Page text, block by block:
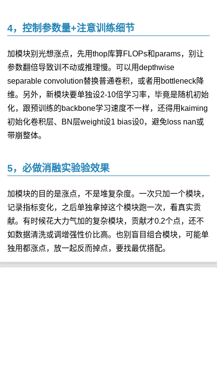
4，控制参数量+注意训练细节
加模块别光想涨点，先用thop库算FLOPs和params，别让
参数翻倍导致训不动或推理慢。可以用depthwise
separable convolution替换普通卷积，或者用bottleneck降
维。另外，新模块要单独设2-10倍学习率，毕竟是随机初始
化，跟预训练的backbone学习速度不一样，还得用kaiming
初始化卷积层、BN层weight设1 bias设0，避免loss nan或
带崩整体。
5，必做消融实验验效果
加模块的目的是涨点，不是堆复杂度。一次只加一个模块，
记录指标变化，之后单独拿掉这个模块跑一次，看真实贡
献。有时候花大力气加的复杂模块，贡献才0.2个点，还不
如数据清洗或调增强性价比高。也别盲目组合模块，可能单
独用都涨点，放一起反而掉点，要找最优搭配。